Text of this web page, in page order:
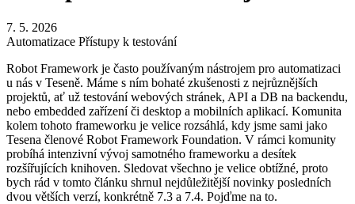
7. 5. 2026
Automatizace Přístupy k testování
Robot Framework je často používaným nástrojem pro automatizaci
u nás v Teseně. Máme s ním bohaté zkušenosti z nejrůznějších
projektů, ať už testování webových stránek, API a DB na backendu,
nebo embedded zařízení či desktop a mobilních aplikací. Komunita
kolem tohoto frameworku je velice rozsáhlá, kdy jsme sami jako
Tesena členové Robot Framework Foundation. V rámci komunity
probíhá intenzivní vývoj samotného frameworku a desítek
rozšířujících knihoven. Sledovat všechno je velice obtížné, proto
bych rád v tomto článku shrnul nejdůležitější novinky posledních
dvou větších verzí, konkrétně 7.3 a 7.4. Pojďme na to.